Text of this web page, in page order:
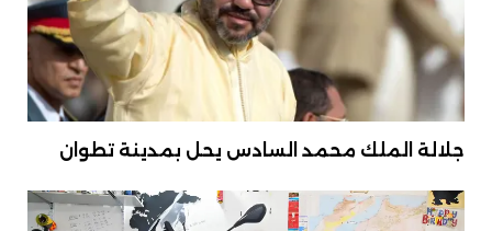
جلالة الملك محمد السادس يحل بمدينة تطوان